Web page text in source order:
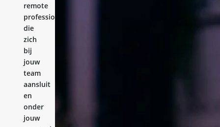
remote
professional
die
zich
bij
jouw
team
aansluit
en
onder
jouw